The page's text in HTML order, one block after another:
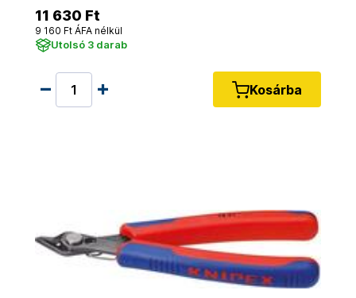
11 630 Ft
9 160 Ft ÁFA nélkül
Utolsó 3 darab
Kosárba